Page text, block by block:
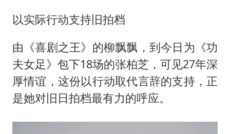
以实际行动支持旧拍档
由《喜剧之王》的柳飘飘，到今日为《功
夫女足》包下18场的张柏芝，可见27年深
厚情谊，这份以行动取代言辞的支持，正
是她对旧日拍档最有力的呼应。